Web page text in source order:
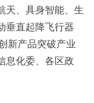
天、具身智能、生
垂直起降飞行器
新产品突破产业
息化委、各区政